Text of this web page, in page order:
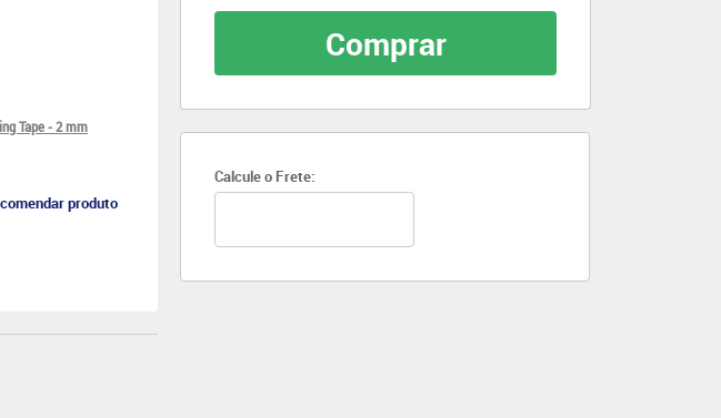
Tape - 2 mm
produto
Comprar
Calcule o Frete: